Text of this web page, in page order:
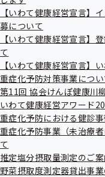
【いわて健康経営宣言】
募について
【いわて健康経営宣言】
て
【いわて健康経営宣言】
重症化予防対策事業につい
第11回 協会けんぽ健康川
いわて健康経営アワード
重症化予防における健診
重症化予防事業（未治療
て
推定塩分摂取量測定のご
野菜摂取度測定器貸出事
康経営宣言事業所在籍
康保険証でも可）及び
「ロゴマークが印刷さ
提携先の温泉で
『つなぎ温泉 ホ
沢40-4】